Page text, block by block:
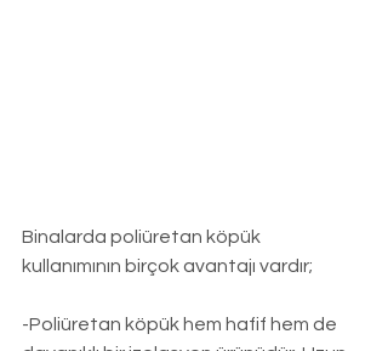
Binalarda poliüretan köpük
kullanımının birçok avantajı vardır;
-Poliüretan köpük hem hafif hem de